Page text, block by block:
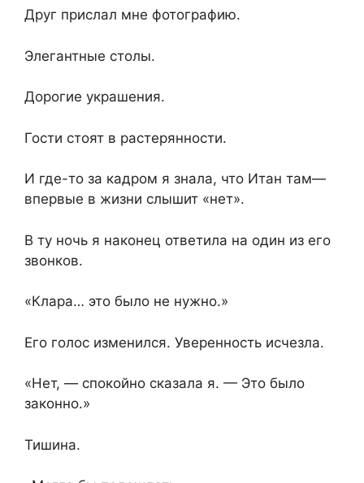
Друг прислал мне фотографию.
Элегантные столы.
Дорогие украшения.
Гости стоят в растерянности.
И где-то за кадром я знала, что Итан там—
впервые в жизни слышит «нет».
В ту ночь я наконец ответила на один из его
звонков.
«Клара… это было не нужно.»
Его голос изменился. Уверенность исчезла.
«Нет, — спокойно сказала я. — Это было
законно.»
Тишина.